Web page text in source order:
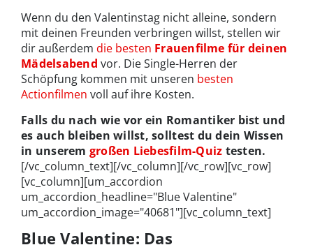
Wenn du den Valentinstag nicht alleine, sondern
mit deinen Freunden verbringen willst, stellen wir
dir außerdem die besten Frauenfilme für deinen
Mädelsabend vor. Die Single-Herren der
Schöpfung kommen mit unseren besten
Actionfilmen voll auf ihre Kosten.
Falls du nach wie vor ein Romantiker bist und
es auch bleiben willst, solltest du dein Wissen
in unserem großen Liebesfilm-Quiz testen.
[/vc_column_text][/vc_column][/vc_row][vc_row]
[vc_column][um_accordion
um_accordion_headline="Blue Valentine"
um_accordion_image="40681"][vc_column_text]
Blue Valentine: Das